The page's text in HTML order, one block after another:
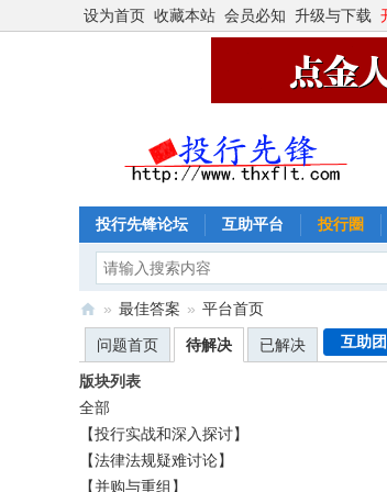
设为首页 收藏本站 会员必知 升级与下载
投行先锋论坛 互助平台 投行圈
行
先
锋
—
» 最佳答案 » 平台首页
问题首页 待解决 已解决 互助
版块列表
全部
【投行实战和深入探讨】
【法律法规疑难讨论】
【并购与重组】